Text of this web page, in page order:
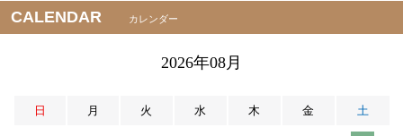
CALENDAR カレンダー
2026年08月
日 月 火 水 木 金 土